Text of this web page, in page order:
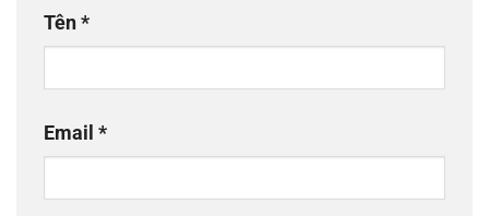
Tên*
Email *